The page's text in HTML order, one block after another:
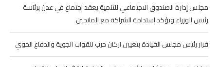
مجلس إدارة الصندوق الاجتماعي للتنمية يعقد اجتماع في عدن برئاسة
رئيس الوزراء ويؤكد استدامة الشراكة مع المانحين
قرار رئيس مجلس القيادة بتعيين اركان حرب للقوات الجوية والدفاع الجوي